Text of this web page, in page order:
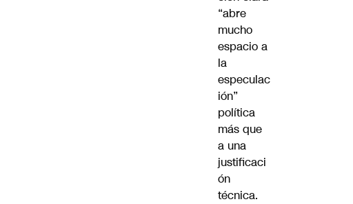
“abre
mucho
espacio a
la
especulac
ión”
política
más que
a una
justificaci
ón
técnica.